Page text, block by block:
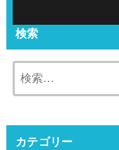
検索
カテゴリー